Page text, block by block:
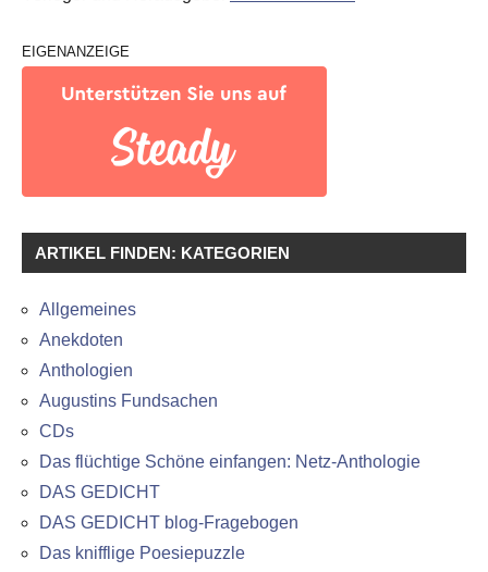
EIGENANZEIGE
ARTIKEL FINDEN: KATEGORIEN
Allgemeines
Anekdoten
Anthologien
Augustins Fundsachen
CDs
Das flüchtige Schöne einfangen: Netz-Anthologie
DAS GEDICHT
DAS GEDICHT blog-Fragebogen
Das knifflige Poesiepuzzle